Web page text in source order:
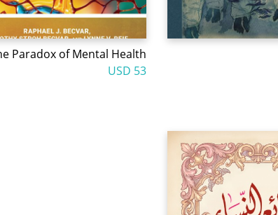
Paradox of Mental Health
53 USD